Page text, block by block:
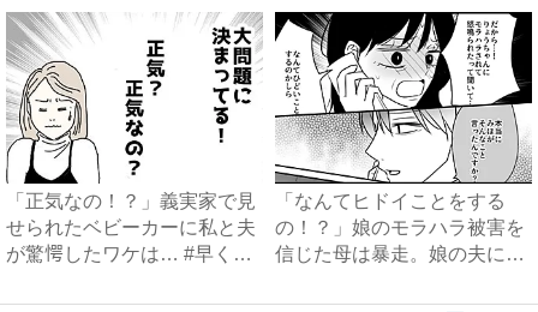
「正気なの！？」義実家で見
せられたベビーカーに私と夫
が驚愕したワケは… #早く
「なんてヒドイことをする
の！？」娘のモラハラ被害を
信じた母は暴走。娘の夫に電